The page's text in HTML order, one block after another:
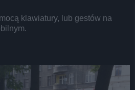
klawiatury, lub gestów na